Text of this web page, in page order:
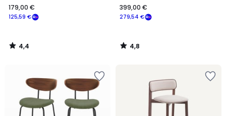
€
souscrivez
notre
programme
place
125,59
125,59 €
179,00 €
4,4
/
279,54 €
399,00 €
4,8
/